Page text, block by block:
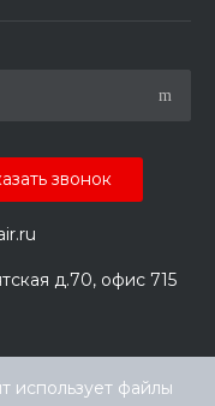
д.70, офис 715
звонок
использует файлы